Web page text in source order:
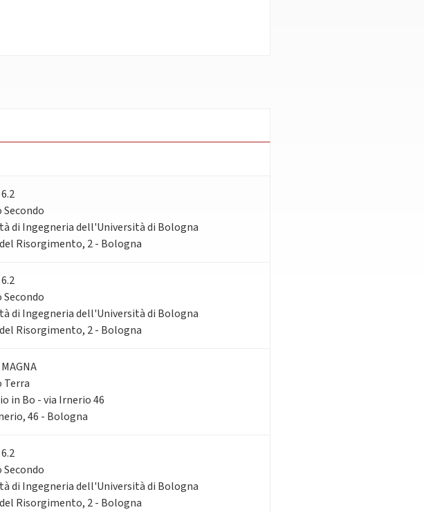
Secondo
di Ingegneria dell'Università di Bologna
Risorgimento, 2 - Bologna
Secondo
di Ingegneria dell'Università di Bologna
Risorgimento, 2 - Bologna
Terra
in Bo - via Irnerio 46
46 - Bologna
Secondo
di Ingegneria dell'Università di Bologna
Risorgimento, 2 - Bologna